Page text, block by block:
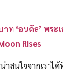
ท ‘อนดัล’ พระ
Rises
าสนใจจากเราได้